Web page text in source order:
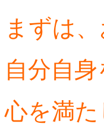
まずは
自分自
心を満